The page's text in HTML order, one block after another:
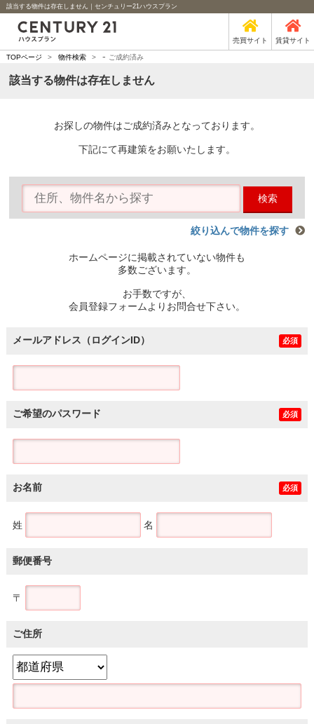
該当する物件は存在しません｜センチュリー21ハウスプラン
売買サイト 賃貸サイト
TOPページ > 物件検索 > - ご成約済み
該当する物件は存在しません
お探しの物件はご成約済みとなっております。
下記にて再建策をお願いたします。
検索
絞り込んで物件を探す
ホームページに掲載されていない物件も
多数ございます。
お手数ですが、
会員登録フォームよりお問合せ下さい。
メールアドレス（ログインID） 必須
ご希望のパスワード 必須
お名前 必須
姓 名
郵便番号
〒
ご住所